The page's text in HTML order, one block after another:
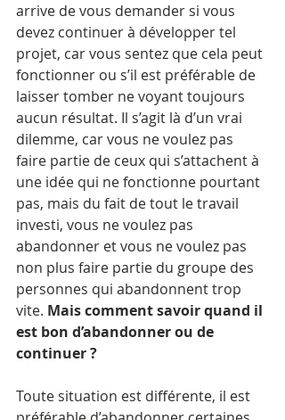
arrive de vous demander si vous
devez continuer à développer tel
projet, car vous sentez que cela peut
fonctionner ou s’il est préférable de
laisser tomber ne voyant toujours
aucun résultat. Il s’agit là d’un vrai
dilemme, car vous ne voulez pas
faire partie de ceux qui s’attachent à
une idée qui ne fonctionne pourtant
pas, mais du fait de tout le travail
investi, vous ne voulez pas
abandonner et vous ne voulez pas
non plus faire partie du groupe des
personnes qui abandonnent trop
vite. Mais comment savoir quand il
est bon d’abandonner ou de
continuer ?
Toute situation est différente, il est